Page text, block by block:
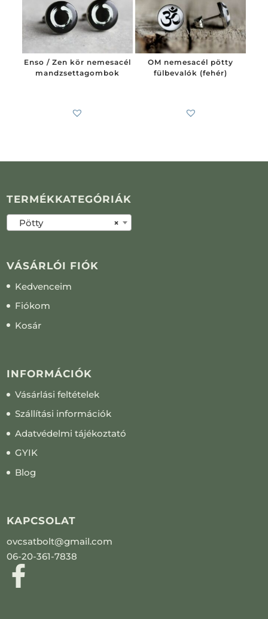
Enso / Zen kör nemesacél
mandzsettagombok
OM nemesacél pötty
fülbevalók (fehér)
TERMÉKKATEGÓRIÁK
×
Pötty
VÁSÁRLÓI FIÓK
Kedvenceim
Fiókom
Kosár
INFORMÁCIÓK
Vásárlási feltételek
Szállítási információk
Adatvédelmi tájékoztató
GYIK
Blog
KAPCSOLAT
ovcsatbolt@gmail.com
06-20-361-7838